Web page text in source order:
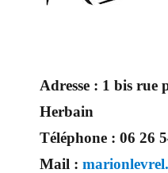
Adresse : 1 bis rue
Herbain
Téléphone : 06 26
Mail :